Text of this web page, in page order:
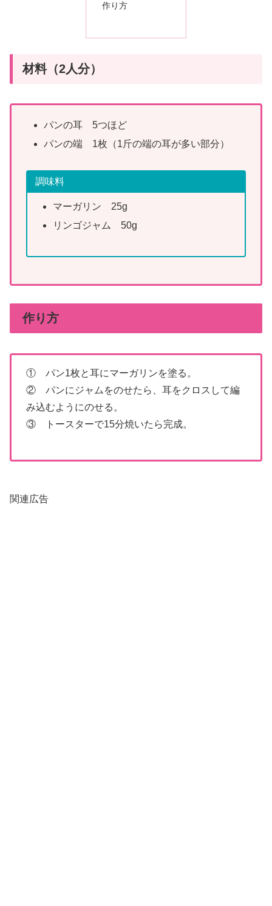
作り方
材料（2人分）
パンの耳 5つほど
パンの端 1枚（1斤の端の耳が多い部分）
調味料
マーガリン 25g
リンゴジャム 50g
作り方
① パン1枚と耳にマーガリンを塗る。
② パンにジャムをのせたら、耳をクロスして編
み込むようにのせる。
③ トースターで15分焼いたら完成。
関連広告